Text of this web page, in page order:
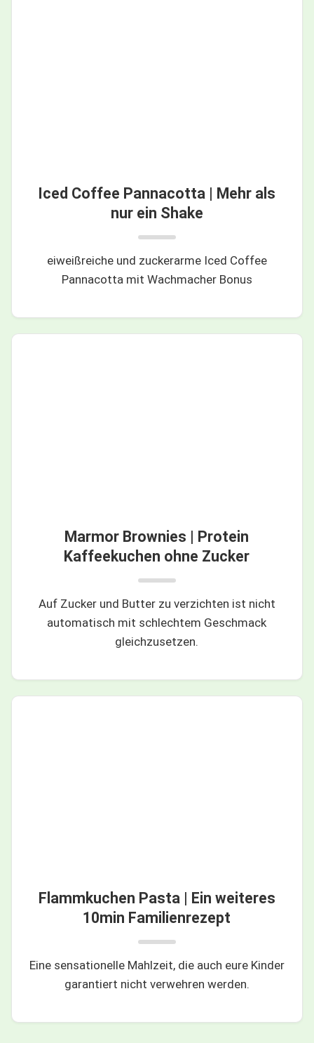
Iced Coffee Pannacotta | Mehr als
nur ein Shake
eiweißreiche und zuckerarme Iced Coffee
Pannacotta mit Wachmacher Bonus
Marmor Brownies | Protein
Kaffeekuchen ohne Zucker
Auf Zucker und Butter zu verzichten ist nicht
automatisch mit schlechtem Geschmack
gleichzusetzen.
Flammkuchen Pasta | Ein weiteres
10min Familienrezept
Eine sensationelle Mahlzeit, die auch eure Kinder
garantiert nicht verwehren werden.